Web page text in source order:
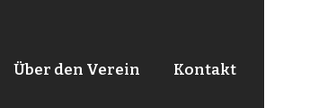
Über den Verein Kontakt